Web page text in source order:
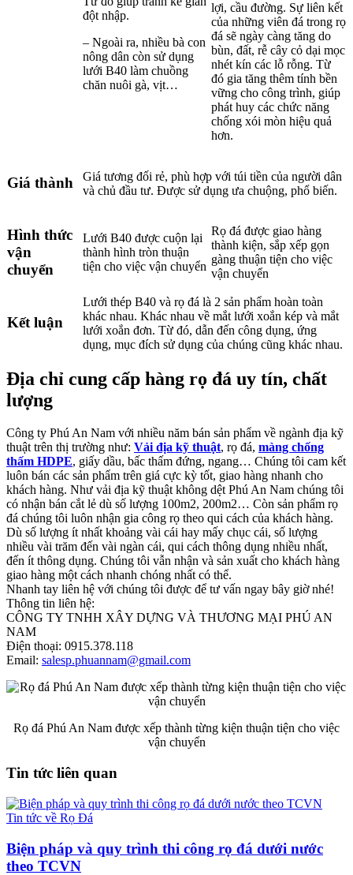
đột nhập.
– Ngoài ra, nhiều bà con
nông dân còn sử dụng
lưới B40 làm chuồng
chăn nuôi gà, vịt…
lợi, cầu đường. Sự liên kết
của những viên đá trong rọ
đá sẽ ngày càng tăng do
bùn, đất, rễ cây cỏ dại mọc
nhét kín các lỗ rỗng. Từ
đó gia tăng thêm tính bền
vững cho công trình, giúp
phát huy các chức năng
chống xói mòn hiệu quả
hơn.
Giá thành
Giá tương đối rẻ, phù hợp với túi tiền của người dân
và chủ đầu tư. Được sử dụng ưa chuộng, phổ biến.
Hình thức
vận
chuyển
Lưới B40 được cuộn lại
thành hình tròn thuận
tiện cho việc vận chuyển
Rọ đá được giao hàng
thành kiện, sắp xếp gọn
gàng thuận tiện cho việc
vận chuyển
Kết luận
Lưới thép B40 và rọ đá là 2 sản phẩm hoàn toàn
khác nhau. Khác nhau về mắt lưới xoắn kép và mắt
lưới xoắn đơn. Từ đó, dẫn đến công dụng, ứng
dụng, mục đích sử dụng của chúng cũng khác nhau.
Địa chỉ cung cấp hàng rọ đá uy tín, chất
lượng
Công ty Phú An Nam với nhiều năm bán sản phẩm về ngành địa kỹ
thuật trên thị trường như: Vải địa kỹ thuật, rọ đá, màng chống
thấm HDPE, giấy dầu, bấc thấm đứng, ngang… Chúng tôi cam kết
luôn bán các sản phẩm trên giá cực kỳ tốt, giao hàng nhanh cho
khách hàng. Như vải địa kỹ thuật không dệt Phú An Nam chúng tôi
có nhận bán cắt lẻ dù số lượng 100m2, 200m2… Còn sản phẩm rọ
đá chúng tôi luôn nhận gia công rọ theo qui cách của khách hàng.
Dù số lượng ít nhất khoảng vài cái hay mấy chục cái, số lượng
nhiều vài trăm đến vài ngàn cái, qui cách thông dụng nhiều nhất,
đến ít thông dụng. Chúng tôi vẫn nhận và sản xuất cho khách hàng
giao hàng một cách nhanh chóng nhất có thể.
Nhanh tay liên hệ với chúng tôi được để tư vấn ngay bây giờ nhé!
Thông tin liên hệ:
CÔNG TY TNHH XÂY DỰNG VÀ THƯƠNG MẠI PHÚ AN
NAM
Điện thoại: 0915.378.118
Email: salesp.phuannam@gmail.com
Rọ đá Phú An Nam được xếp thành từng kiện thuận tiện cho việc
vận chuyển
Tin tức liên quan
Tin tức về Rọ Đá
Biện pháp và quy trình thi công rọ đá dưới nước
theo TCVN